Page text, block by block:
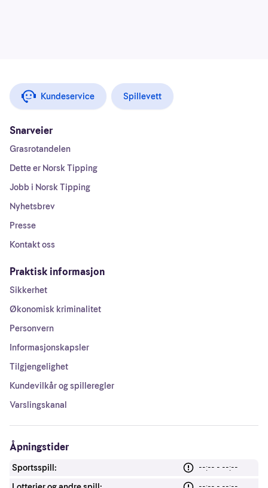
Kundeservice Spillevett
Snarveier
Grasrotandelen
Dette er Norsk Tipping
Jobb i Norsk Tipping
Nyhetsbrev
Presse
Kontakt oss
Praktisk informasjon
Sikkerhet
Økonomisk kriminalitet
Personvern
Informasjonskapsler
Tilgjengelighet
Kundevilkår og spilleregler
Varslingskanal
Åpningstider
Sportsspill:
--:-- - --:--